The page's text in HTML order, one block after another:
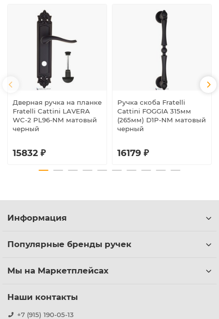
Дверная ручка на планке
Fratelli Cattini LAVERA
WC-2 PL96-NM матовый
черный
15832 ₽
Ручка скоба Fratelli
Cattini FOGGIA 315мм
(265мм) D1P-NM матовый
черный
16179 ₽
Информация
Популярные бренды ручек
Мы на Маркетплейсах
Наши контакты
+7 (915) 190-05-13